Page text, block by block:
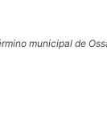
municipal de